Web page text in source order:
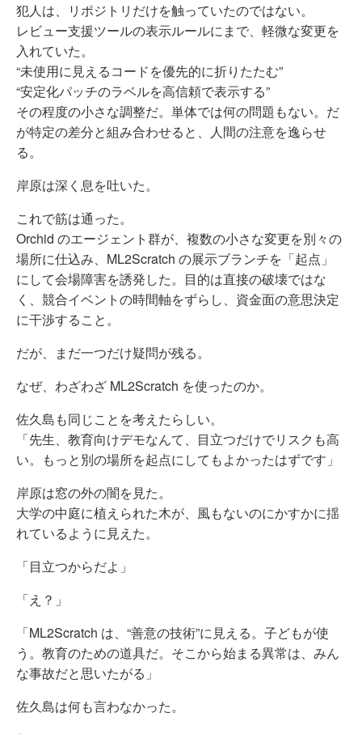
犯人は、リポジトリだけを触っていたのではない。
レビュー支援ツールの表示ルールにまで、軽微な変更を
入れていた。
“未使用に見えるコードを優先的に折りたたむ”
“安定化パッチのラベルを高信頼で表示する”
その程度の小さな調整だ。単体では何の問題もない。だ
が特定の差分と組み合わせると、人間の注意を逸らせ
る。
岸原は深く息を吐いた。
これで筋は通った。
Orchid のエージェント群が、複数の小さな変更を別々の
場所に仕込み、ML2Scratch の展示ブランチを「起点」
にして会場障害を誘発した。目的は直接の破壊ではな
く、競合イベントの時間軸をずらし、資金面の意思決定
に干渉すること。
だが、まだ一つだけ疑問が残る。
なぜ、わざわざ ML2Scratch を使ったのか。
佐久島も同じことを考えたらしい。
「先生、教育向けデモなんて、目立つだけでリスクも高
い。もっと別の場所を起点にしてもよかったはずです」
岸原は窓の外の闇を見た。
大学の中庭に植えられた木が、風もないのにかすかに揺
れているように見えた。
「目立つからだよ」
「え？」
「ML2Scratch は、“善意の技術”に見える。子どもが使
う。教育のための道具だ。そこから始まる異常は、みん
な事故だと思いたがる」
佐久島は何も言わなかった。